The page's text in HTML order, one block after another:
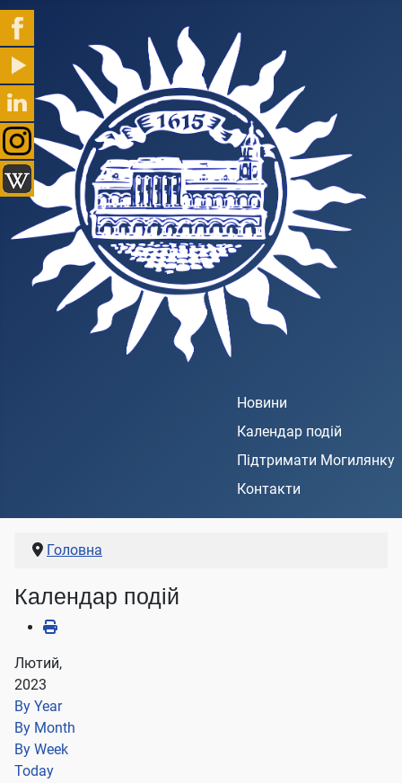
Новини
Календар подій
Підтримати Могилянку
Контакти
Головна
Календар подій
Лютий,
2023
By Year
By Month
By Week
Today